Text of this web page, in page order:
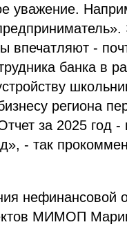
уважение.
впечатляют -
банка в
региона
за 2025 год -
- так
нефинансовой
МИМОП